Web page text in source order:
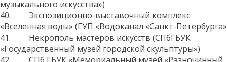
музыкального искусства»)
40. Экспозиционно-выставочный комплекс
«Вселенная воды» (ГУП «Водоканал «Санкт-Петербурга»
41. Некрополь мастеров искусств (СПбГБУК
«Государственный музей городской скульптуры»)